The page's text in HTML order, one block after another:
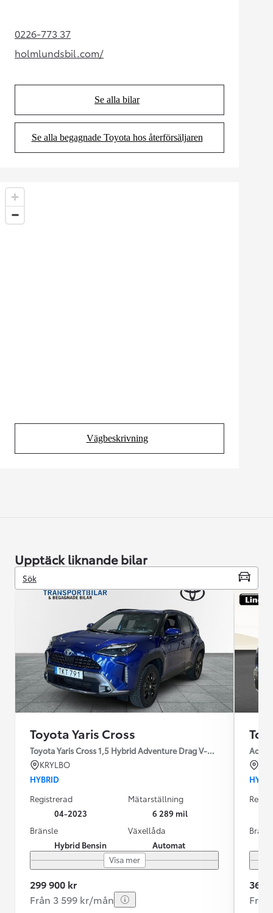
0226-773 37(Opens in new tab)
holmlundsbil.com/
(Opens in new tab)
Se alla bilar
(Opens in new tab)
Se alla begagnade Toyota hos återförsäljaren
(Opens in new tab)
Vägbeskrivning
(Opens in new tab)
Upptäck liknande bilar
Sök
Toyota Yaris Cross
Toyota Yaris Cross 1,5 Hybrid Adventure Drag V-Hjul
KRYLBO
HYBRID
Registrerad
04-2023
Mätarställning
6 289 mil
Bränsle
Hybrid Bensin
Växellåda
Automat
Visa mer
299 900 kr
Från 3 599 kr/mån
364